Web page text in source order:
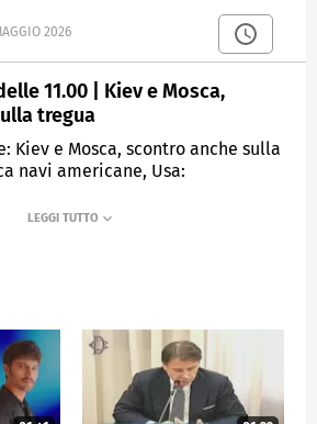
2026
11.00 | Kiev e Mosca,
tregua
Kiev e Mosca, scontro anche sulla
navi americane, Usa:
Sempio rischia il processo.